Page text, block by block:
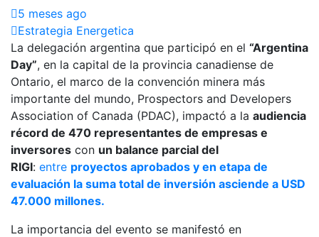
5 meses ago
Estrategia Energetica
La delegación argentina que participó en el “Argentina
Day”, en la capital de la provincia canadiense de
Ontario, el marco de la convención minera más
importante del mundo, Prospectors and Developers
Association of Canada (PDAC), impactó a la audiencia
récord de 470 representantes de empresas e
inversores con un balance parcial del
RIGI: entre proyectos aprobados y en etapa de
evaluación la suma total de inversión asciende a USD
47.000 millones.
La importancia del evento se manifestó en